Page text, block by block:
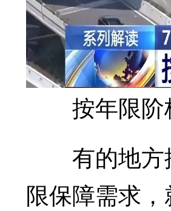
按年限阶
有的地方
限保障需求